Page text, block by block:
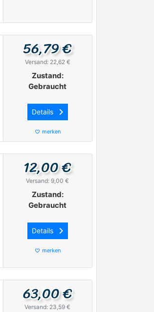
56,79 €
Versand: 22,62 €
Zustand:
Gebraucht
Details keyboard_arrow_right
favorite_border merken
12,00 €
Versand: 9,00 €
Zustand:
Gebraucht
Details keyboard_arrow_right
favorite_border merken
63,00 €
Versand: 23,59 €